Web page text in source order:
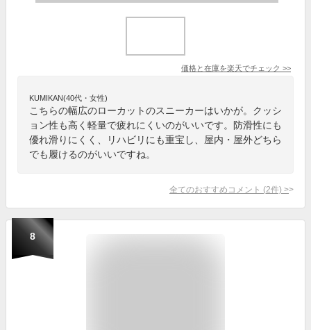
価格と在庫を楽天でチェック >>
KUMIKAN(40代・女性)
こちらの幅広のローカットのスニーカーはいかが。クッシ
ョン性も高く軽量で疲れにくいのがいいです。防滑性にも
優れ滑りにくく、リハビリにも重宝し、屋内・屋外どちら
でも履けるのがいいですね。
全てのおすすめコメント (2件) >
8